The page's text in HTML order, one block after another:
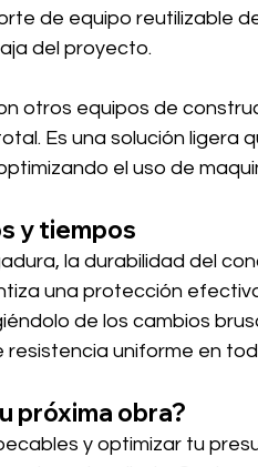
de equipo reutilizable
del proyecto.
otros equipos de
Es una solución ligera
el uso de
y tiempos
la durabilidad del
una protección
de los cambios
uniforme en
próxima obra?
y optimizar tu